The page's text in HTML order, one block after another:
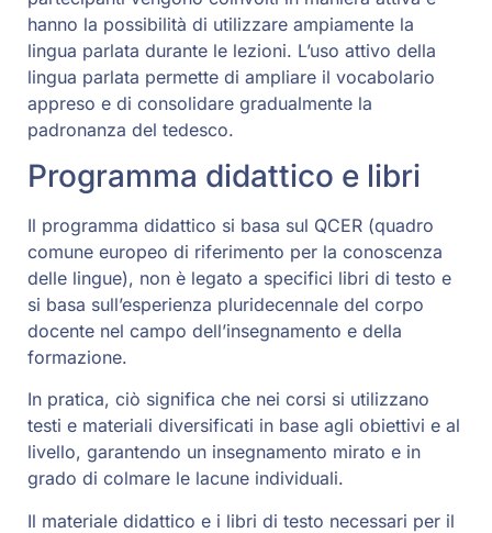
hanno la possibilità di utilizzare ampiamente la
lingua parlata durante le lezioni. L’uso attivo della
lingua parlata permette di ampliare il vocabolario
appreso e di consolidare gradualmente la
padronanza del tedesco.
Programma didattico e libri
Il programma didattico si basa sul QCER (quadro
comune europeo di riferimento per la conoscenza
delle lingue), non è legato a specifici libri di testo e
si basa sull’esperienza pluridecennale del corpo
docente nel campo dell’insegnamento e della
formazione.
In pratica, ciò significa che nei corsi si utilizzano
testi e materiali diversificati in base agli obiettivi e al
livello, garantendo un insegnamento mirato e in
grado di colmare le lacune individuali.
Il materiale didattico e i libri di testo necessari per il